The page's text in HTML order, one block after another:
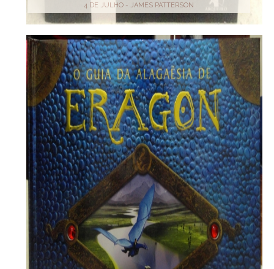
4 DE JULHO - JAMES PATTERSON